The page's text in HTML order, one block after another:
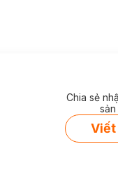
Chia sẻ
Viết